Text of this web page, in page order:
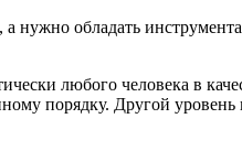
а нужно обладать
любого человека в
порядку. Другой уровень